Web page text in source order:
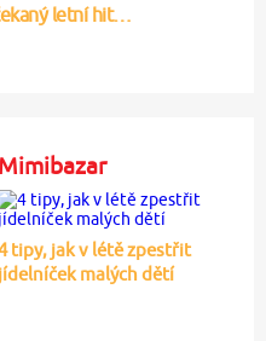
letní hit…
Mimibazar
tipy, jak v létě zpestřit
jídelníček malých dětí